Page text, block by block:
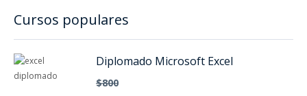
Cursos populares
Diplomado Microsoft Excel
$800